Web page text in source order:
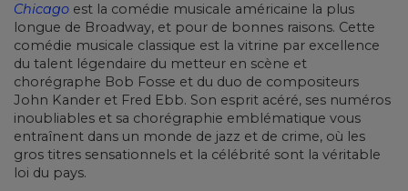
Chicago est la comédie musicale américaine la plus
longue de Broadway, et pour de bonnes raisons. Cette
comédie musicale classique est la vitrine par excellence
du talent légendaire du metteur en scène et
chorégraphe Bob Fosse et du duo de compositeurs
John Kander et Fred Ebb. Son esprit acéré, ses numéros
inoubliables et sa chorégraphie emblématique vous
entraînent dans un monde de jazz et de crime, où les
gros titres sensationnels et la célébrité sont la véritable
loi du pays.